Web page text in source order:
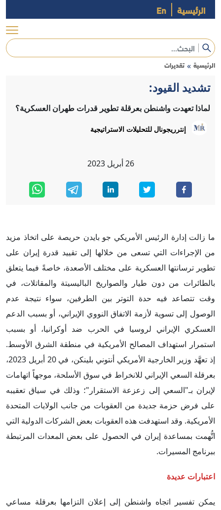
الرئيسية En
الرئيسية » تقديرات
تشديد القيود:
لماذا تعهدت واشنطن بعرقلة تطوير قدرات طهران العسكرية؟
إنترريجونال للتحليلات الاستراتيجية
26 أبريل 2023
ما زالت إدارة الرئيس الأمريكي جو بايدن حريصة على اتخاذ مزيد
من الإجراءات التي تسعى من خلالها إلى تقييد قدرة إيران على
تطوير ترسانتها العسكرية على مختلف الأصعدة، خاصةً فيما يتعلق
بالطائرات من دون طيار والصواريخ الباليسيتة والمقاتلات، في
وقت تتصاعد فيه حدة التوتر بين الطرفين، سواء نتيجة عدم
الوصول إلى تسوية لأزمة الاتفاق النووي الإيراني، أو بسبب الدعم
العسكري الإيراني لروسيا في الحرب ضد أوكرانيا، أو بسبب
استمرار استهداف المصالح الأمريكية في منطقة الشرق الأوسط.
إذ تعهَّد وزير الخارجية الأمريكي أنتوني بلينكن، في 20 أبريل 2023،
بعرقلة السعي الإيراني للانخراط في سوق الأسلحة، موجهاً اتهامات
لإيران بـ"السعي إلى زعزعة الاستقرار"؛ وذلك في سياق تعقيبه
على فرض حزمة جديدة من العقوبات من جانب الولايات المتحدة
الأمريكية. وقد استهدفت هذه العقوبات بعض الشركات الدولية التي
اتُّهمت بمساعدة إيران في الحصول على بعض المعدات المرتبطة
ببرنامج المسيرات.
اعتبارات عديدة
يمكن تفسير اتجاه واشنطن إلى إعلان التزامها بعرقلة مساعي